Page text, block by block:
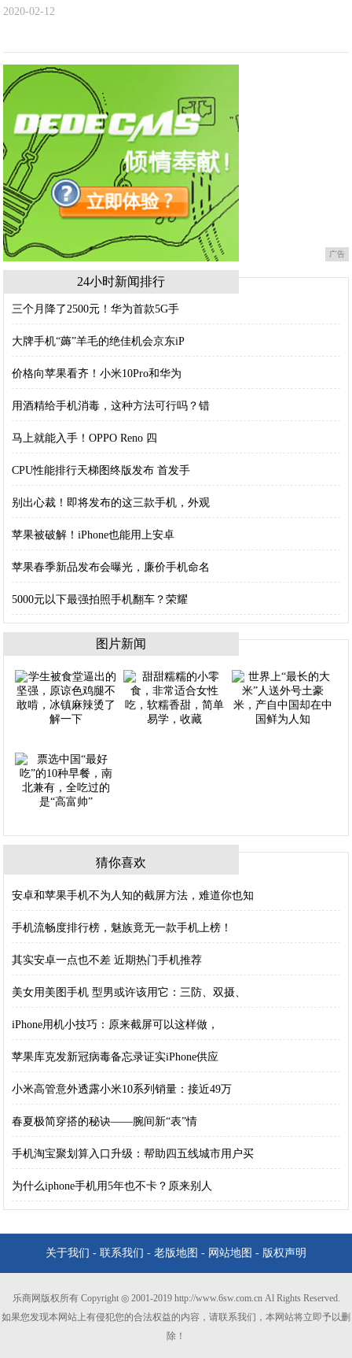
2020-02-12
广告
24小时新闻排行
三个月降了2500元！华为首款5G手
大牌手机“薅”羊毛的绝佳机会京东iP
价格向苹果看齐！小米10Pro和华为
用酒精给手机消毒，这种方法可行吗？错
马上就能入手！OPPO Reno 四
CPU性能排行天梯图终版发布 首发手
别出心裁！即将发布的这三款手机，外观
苹果被破解！iPhone也能用上安卓
苹果春季新品发布会曝光，廉价手机命名
5000元以下最强拍照手机翻车？荣耀
图片新闻
猜你喜欢
安卓和苹果手机不为人知的截屏方法，难道你也知
手机流畅度排行榜，魅族竟无一款手机上榜！
其实安卓一点也不差 近期热门手机推荐
美女用美图手机 型男或许该用它：三防、双摄、
iPhone用机小技巧：原来截屏可以这样做，
苹果库克发新冠病毒备忘录证实iPhone供应
小米高管意外透露小米10系列销量：接近49万
春夏极简穿搭的秘诀——腕间新“表”情
手机淘宝聚划算入口升级：帮助四五线城市用户买
为什么iphone手机用5年也不卡？原来别人
关于我们 - 联系我们 - 老版地图 - 网站地图 - 版权声明
乐商网版权所有 Copyright ◎ 2001-2019 http://www.6sw.com.cn Al Rights Reserved.
如果您发现本网站上有侵犯您的合法权益的内容，请联系我们，本网站将立即予以删
除！